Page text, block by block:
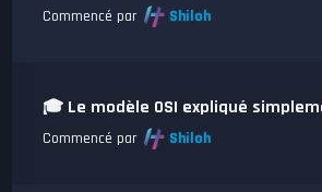
Commencé par Shiloh
🎓 Le modèle OSI expliqué
Commencé par Shiloh